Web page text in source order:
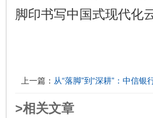
脚印书写中国式现代化
上一篇： 从“落脚”到“深耕”：中信
>相关文章